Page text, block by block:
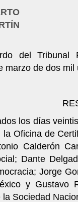
del
marzo de dos mil
los días
Oficina de
Calderón
Dante
Jorge
y Gustavo
Sociedad